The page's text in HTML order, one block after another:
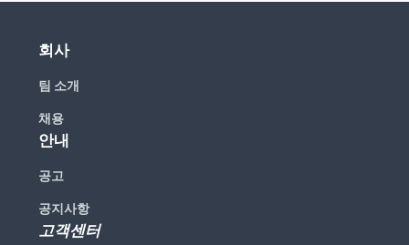
회사
팀 소개
채용
안내
공고
공지사항
고객센터